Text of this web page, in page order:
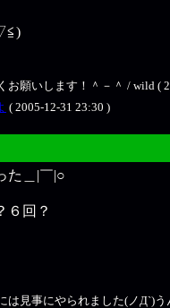
願いします！＾－＾ / wild (
( 2005-12-31 23:30 )
た＿|￣|○
６回？
見事にやられました(ノД`)